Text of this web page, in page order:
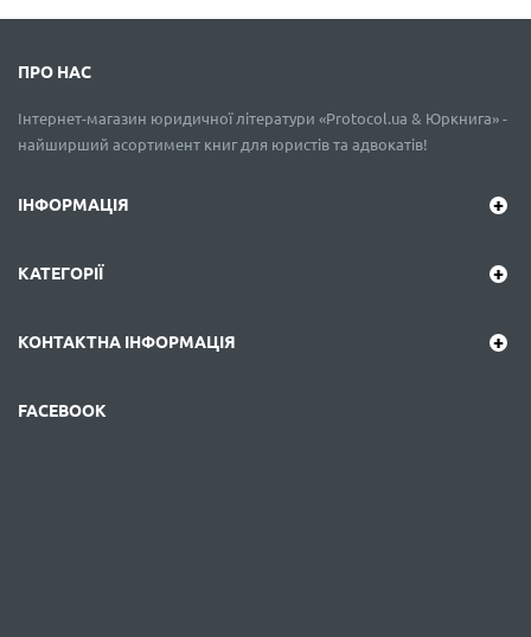
ПРО НАС
Інтернет-магазин юридичної літератури «Protocol.ua & Юркнига» -
найширший асортимент книг для юристів та адвокатів!
ІНФОРМАЦІЯ
КАТЕГОРІЇ
КОНТАКТНА ІНФОРМАЦІЯ
FACEBOOK